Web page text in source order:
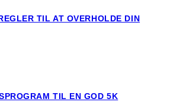
TIL AT OVERHOLDE DIN
TIL EN GOD 5K